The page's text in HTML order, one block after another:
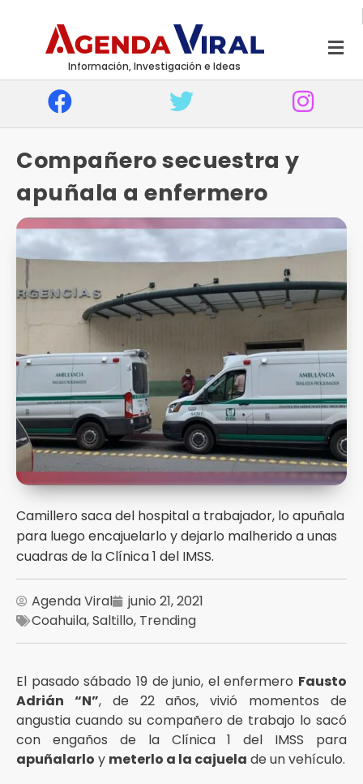
Información, Investigación e Ideas
Compañero secuestra y
apuñala a enfermero
Camillero saca del hospital a trabajador, lo apuñala
para luego encajuelarlo y dejarlo malherido a unas
cuadras de la Clínica 1 del IMSS.
Agenda Viral
junio 21, 2021
Coahuila,Saltillo, Trending
El pasado sábado 19 de junio, el enfermero Fausto
Adrián “N”, de 22 años, vivió momentos de
angustia cuando su compañero de trabajo lo sacó
con engaños de la Clínica 1 del IMSS para
apuñalarlo y meterlo a la cajuela de un vehículo.